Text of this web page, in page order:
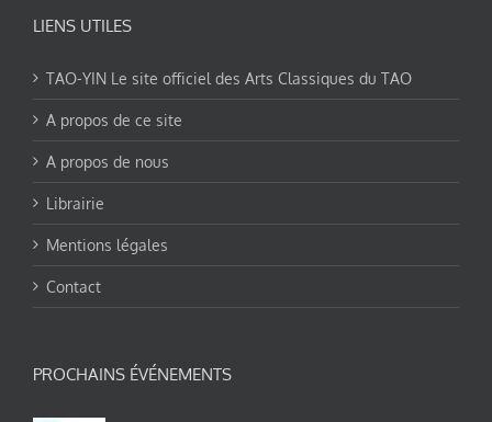
LIENS UTILES
TAO-YIN Le site officiel des Arts Classiques du TAO
A propos de ce site
A propos de nous
Librairie
Mentions légales
Contact
PROCHAINS ÉVÉNEMENTS